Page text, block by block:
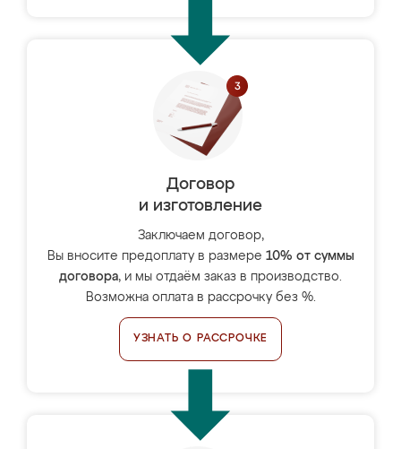
Договор
и изготовление
Заключаем договор,
Вы вносите предоплату в размере 10% от суммы
договора, и мы отдаём заказ в производство.
Возможна оплата в рассрочку без %.
УЗНАТЬ О РАССРОЧКЕ